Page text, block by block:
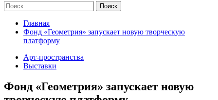
Найти:
Главная
Фонд «Геометрия» запускает новую творческую
платформу
Арт-пространства
Выставки
Фонд «Геометрия» запускает новую